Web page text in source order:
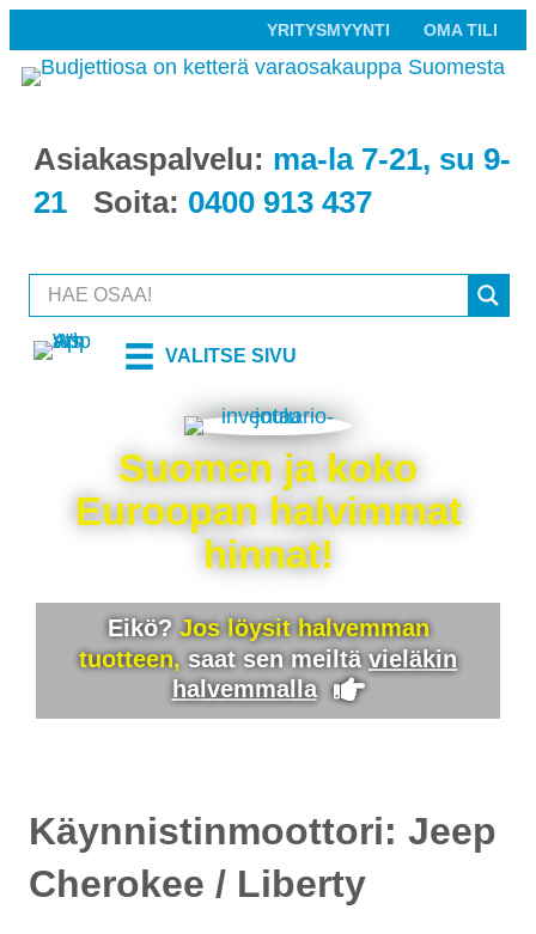
YRITYSMYYNTI OMA TILI
Asiakaspalvelu: ma-la 7-21, su 9-
21
Soita: 0400 913 437
VALITSE SIVU
Suomen ja koko
Euroopan halvimmat
hinnat!
Eikö? Jos löysit halvemman
tuotteen, saat sen meiltävieläkin
halvemmalla
Käynnistinmoottori: Jeep
Cherokee / Liberty